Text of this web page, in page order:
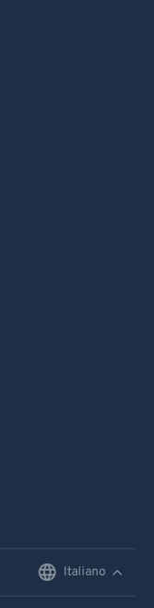
Italiano